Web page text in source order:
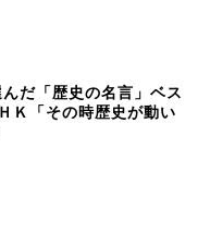
だ「歴史の名言」ベス
Ｋ「その時歴史が動い